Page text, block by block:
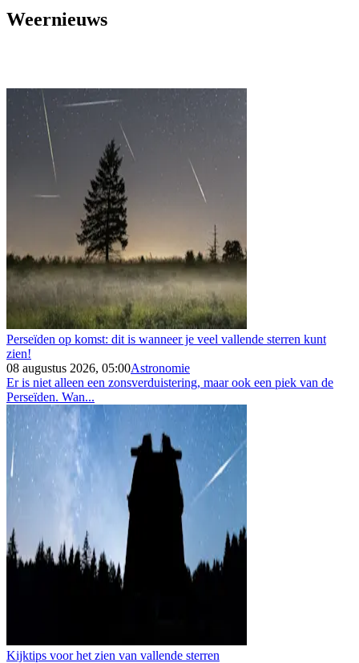
Weernieuws
Perseïden op komst: dit is wanneer je veel vallende sterren kunt
zien!
08 augustus 2026, 05:00Astronomie
Er is niet alleen een zonsverduistering, maar ook een piek van de
Perseïden. Wan...
Kijktips voor het zien van vallende sterren